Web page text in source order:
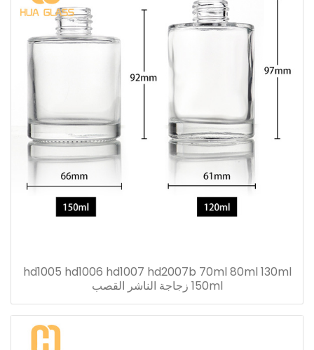
hd1005 hd1006 hd1007 hd2007b 70ml 80ml 130ml
150ml زجاجة الناشر القصب